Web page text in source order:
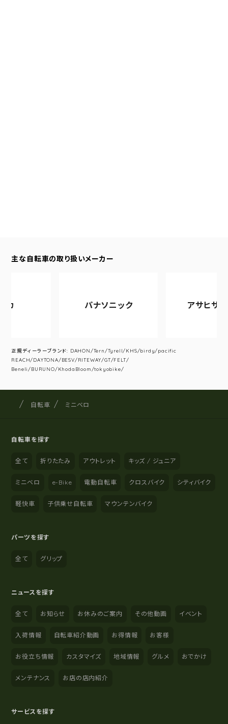
主な自転車の取り扱いメーカー
パナソニック アサヒサイクル
正規ディーラーブランド: DAHON/Tern/Tyrell/KHS/birdy/pacific
REACH/DAYTONA/BESV/RITEWAY/GT/FELT/
Beneli/BURUNO/KhodaBloom/tokyobike/
サイト内の現在地
サイクルショップナカゴヤ
自転車 ミニベロ
自転車を探す
全て 折りたたみ アウトレット キッズ / ジュニア
ミニベロ e-Bike 電動自転車 クロスバイク シティバイク
軽快車 子供乗せ自転車 マウンテンバイク
パーツを探す
全て グリップ
ニュースを探す
全て お知らせ お休みのご案内 その他動画 イベント
入荷情報 自転車紹介動画 お得情報 お客様
お役立ち情報 カスタマイズ 地域情報 グルメ おでかけ
メンテナンス お店の店内紹介
サービスを探す